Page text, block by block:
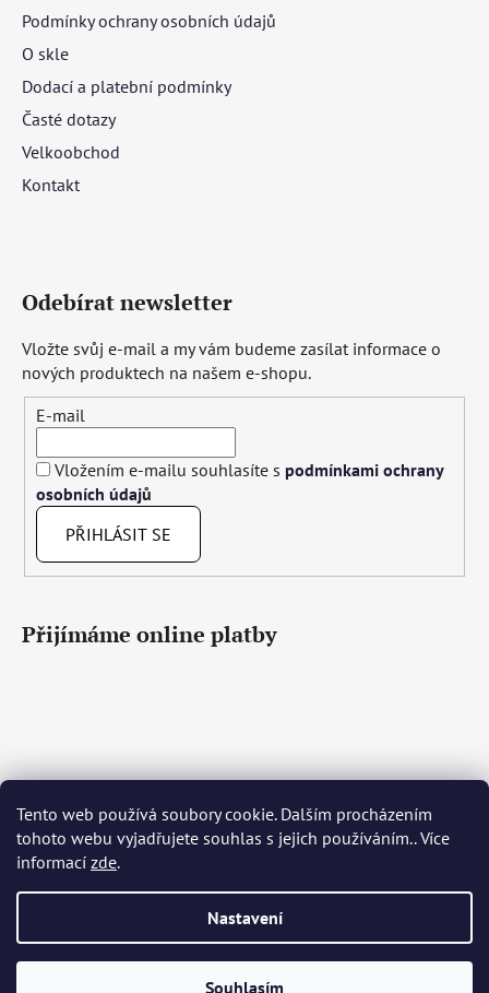
Tento web používá soubory cookie. Dalším procházením
tohoto webu vyjadřujete souhlas s jejich používáním.. Více
informací zde.
Nastavení
Souhlasím
Podmínky ochrany osobních údajů
O skle
Dodací a platební podmínky
Časté dotazy
Velkoobchod
Kontakt
Odebírat newsletter
Vložte svůj e-mail a my vám budeme zasílat informace o
nových produktech na našem e-shopu.
E-mail
Vložením e-mailu souhlasíte s podmínkami ochrany
osobních údajů
PŘIHLÁSIT SE
Přijímáme online platby
Čeština Slovenčina English Deutsch Magyar
Język polski Română Italiano Español Français
Português
Nederlands Українська Ελληνικά Svenska Dansk